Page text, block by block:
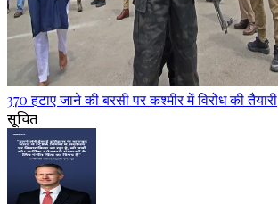
370 हटाए जाने की बरसी पर कश्मीर में विरोध की तैयारी
सूचित